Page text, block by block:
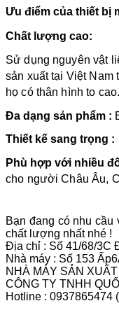
Ưu điểm của thiết bị
Chất lượng cao:
Sử dụng nguyên vật
sản xuất tại Việt
họ có thân hình to
Đa dạng sản phẩm :
Thiết kế sang trọng :
Phù hợp với nhiều
cho người Châu Âu,
Bạn đang có nhu
chất lượng nhất nhé !
Địa chỉ : Số 41/68/3C
Nhà máy : Số 153
NHÀ MÁY SẢN
CÔNG TY TNHH
Hotline : 0937865474